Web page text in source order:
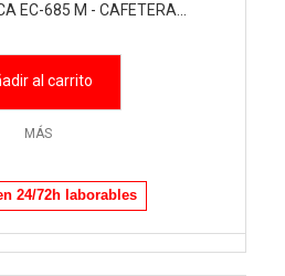
EC-685 M - CAFETERA...
al carrito
MÁS
24/72h laborables